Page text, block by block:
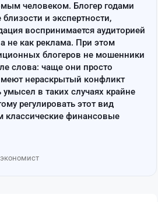
человеком. Блогер годами
и экспертности,
воспринимается аудиторией
не как реклама. При этом
блогеров не мошенники
слова: чаще они просто
нераскрытый конфликт
умысел в таких случаях крайне
регулировать этот вид
классические финансовые